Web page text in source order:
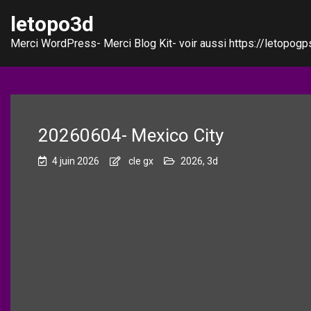
letopo3d
Merci WordPress- Merci Blog Kit- voir aussi https://
20260604- Mexico City
4 juin 2026 cle gx 2026, 3d